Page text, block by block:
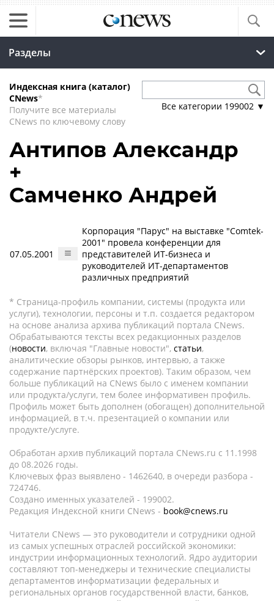
Разделы
Индексная книга (каталог)
CNews*
Получите все материалы
CNews по ключевому слову
Все категории 199002 ▼
Антипов Александр
+
Самченко Андрей
07.05.2001
Корпорация "Парус" на выставке "Comtek-
2001" провела конференции для
представителей ИТ-бизнеса и
руководителей ИТ-департаментов
различных предприятий
* Страница-профиль компании, системы (продукта или
услуги), технологии, персоны и т.п. создается редактором
на основе анализа архива публикаций портала CNews.
Обрабатываются тексты всех редакционных разделов
(новости, включая "Главные новости", статьи,
аналитические обзоры рынков, интервью, а также
содержание партнёрских проектов). Таким образом, чем
больше публикаций на CNews было с именем компании
или продукта/услуги, тем более информативен профиль.
Профиль может быть дополнен (обогащен) дополнительной
информацией, в т.ч. презентацией о компании или
продукте/услуге.
Обработан архив публикаций портала CNews.ru c 11.1998
до 08.2026 годы.
Ключевых фраз выявлено - 1462640, в очереди разбора -
724746.
Создано именных указателей - 199002.
Редакция Индексной книги CNews - book@cnews.ru
Читатели CNews — это руководители и сотрудники одной
из самых успешных отраслей российской экономики:
индустрии информационных технологий. Ядро аудитории
составляют топ-менеджеры и технические специалисты
департаментов информатизации федеральных и
региональных органов государственной власти, банков,